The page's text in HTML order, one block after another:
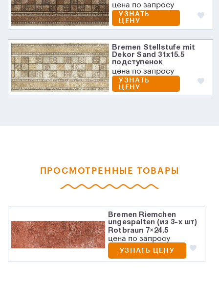
цена по запросу
УЗНАТЬ
ЦЕНУ
Bremen Stellstufe mit
Dekor Sand 31х15.5
подступенок
цена по запросу
УЗНАТЬ
ЦЕНУ
ПРОСМОТРЕННЫЕ ТОВАРЫ
Bremen Riemchen
ungespalten (из 3-х шт)
Rotbraun 7×24.5
цена по запросу
УЗНАТЬ ЦЕНУ